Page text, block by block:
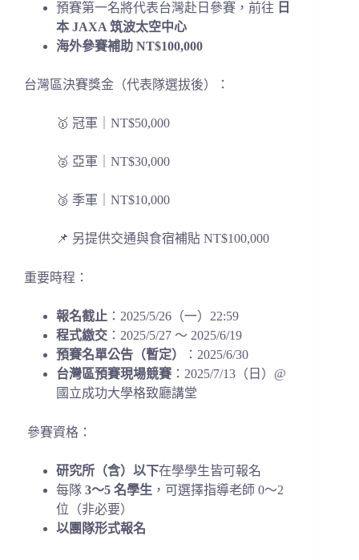
預賽第一名將代表台灣赴日參賽，前往 日
本 JAXA 筑波太空中心
海外參賽補助 NT$100,000
台灣區決賽獎金（代表隊選拔後）：
🥇 冠軍｜NT$50,000
🥈 亞軍｜NT$30,000
🥉 季軍｜NT$10,000
📌 另提供交通與食宿補貼 NT$100,000
重要時程：
報名截止 ：2025/5/26（一）22:59
程式繳交 ：2025/5/27 ～ 2025/6/19
預賽名單公告（暫定）
：2025/6/30
台灣區預賽現場競賽 ：2025/7/13（日）@
國立成功大學格致廳講堂
參賽資格：
研究所（含）以下在學學生皆可報名
每隊 3～5 名學生 ，可選擇指導老師 0～2
位（非必要）
以團隊形式報名